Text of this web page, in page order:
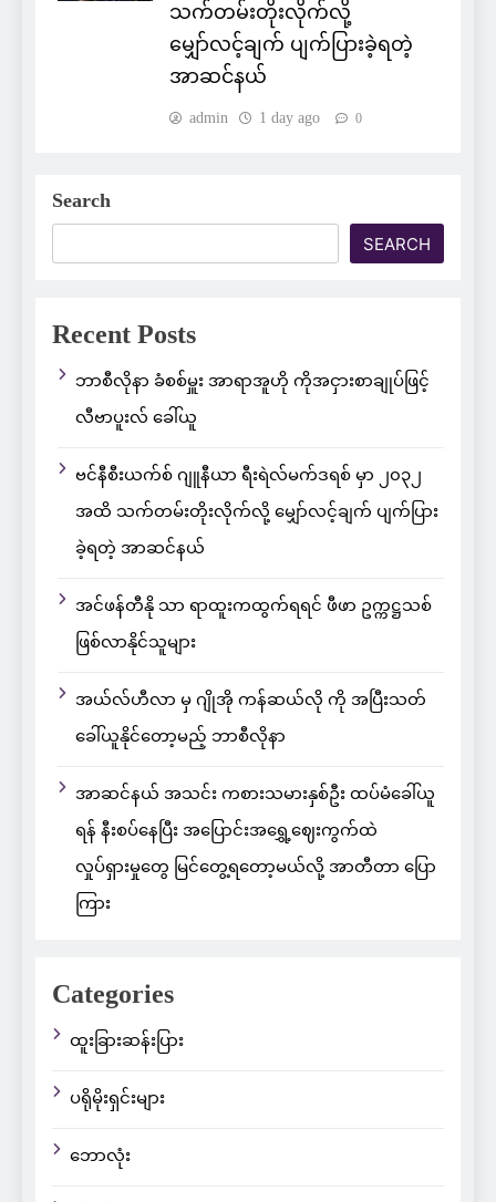
သက်တမ်းတိုးလိုက်လို့
မျှော်လင့်ချက် ပျက်ပြားခဲ့ရတဲ့
အာဆင်နယ်
admin 1 day ago 0
Search
SEARCH
Recent Posts
ဘာစီလိုနာ ခံစစ်မှူး အာရာအူဟို ကိုအငှားစာချုပ်ဖြင့်
လီဗာပူးလ် ခေါ်ယူ
ဗင်နီစီးယက်စ် ဂျူနီယာ ရီးရဲလ်မက်ဒရစ် မှာ ၂၀၃၂
အထိ သက်တမ်းတိုးလိုက်လို့ မျှော်လင့်ချက် ပျက်ပြား
ခဲ့ရတဲ့ အာဆင်နယ်
အင်ဖန်တီနို သာ ရာထူးကထွက်ရရင် ဖီဖာ ဥက္ကဋ္ဌသစ်
ဖြစ်လာနိုင်သူများ
အယ်လ်ဟီလာ မှ ဂျိုအို ကန်ဆယ်လို ကို အပြီးသတ်
ခေါ်ယူနိုင်တော့မည့် ဘာစီလိုနာ
အာဆင်နယ် အသင်း ကစားသမားနှစ်ဦး ထပ်မံခေါ်ယူ
ရန် နီးစပ်နေပြီး အပြောင်းအရွှေ့ဈေးကွက်ထဲ
လှုပ်ရှားမှုတွေ မြင်တွေ့ရတော့မယ်လို့ အာတီတာ ပြော
ကြား
Categories
ထူးခြားဆန်းပြား
ပရိုမိုးရှင်းများ
ဘောလုံး